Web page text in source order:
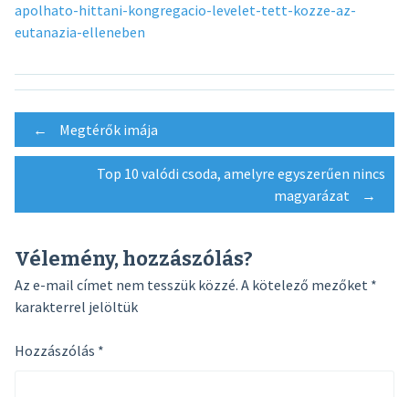
apolhato-hittani-kongregacio-levelet-tett-kozze-az-
eutanazia-elleneben
Post
navigation
← Megtérők imája
Top 10 valódi csoda, amelyre egyszerűen nincs
magyarázat
→
Vélemény, hozzászólás?
Az e-mail címet nem tesszük közzé. A kötelező mezőket *
karakterrel jelöltük
Hozzászólás *